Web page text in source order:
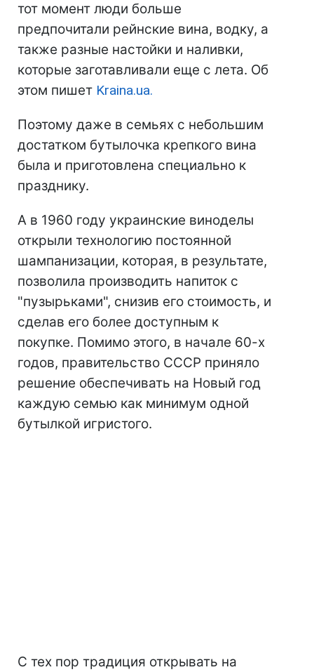
тот момент люди больше
предпочитали рейнские вина, водку, а
также разные настойки и наливки,
которые заготавливали еще с лета. Об
этом пишет Kraina.ua.
Поэтому даже в семьях с небольшим
достатком бутылочка крепкого вина
была и приготовлена специально к
празднику.
А в 1960 году украинские виноделы
открыли технологию постоянной
шампанизации, которая, в результате,
позволила производить напиток с
"пузырьками", снизив его стоимость, и
сделав его более доступным к
покупке. Помимо этого, в начале 60-х
годов, правительство СССР приняло
решение обеспечивать на Новый год
каждую семью как минимум одной
бутылкой игристого.
С тех пор традиция открывать на